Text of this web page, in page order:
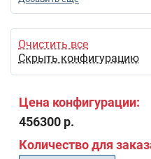
Очистить все
Скрыть конфигурацию
Цена конфигурации:
456300 р.
Количество для